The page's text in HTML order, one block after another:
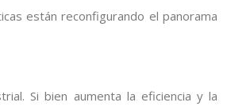
están reconfigurando el panorama
Si bien aumenta la eficiencia y la